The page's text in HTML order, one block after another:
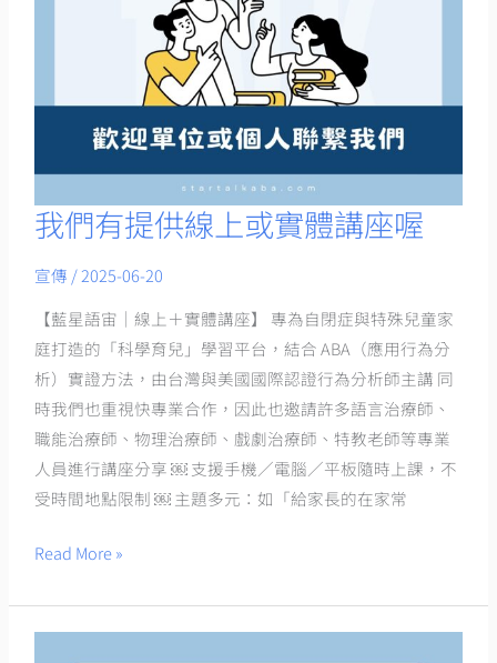
我們有提供線上或實體講座喔
宣傳 /2025-06-20
【藍星語宙｜線上＋實體講座】 專為自閉症與特殊兒童家
庭打造的「科學育兒」學習平台，結合 ABA（應用行為分
析）實證方法，由台灣與美國國際認證行為分析師主講 同
時我們也重視快專業合作，因此也邀請許多語言治療師、
職能治療師、物理治療師、戲劇治療師、特教老師等專業
人員進行講座分享 ￼ 支援手機／電腦／平板隨時上課，不
受時間地點限制 ￼ 主題多元：如「給家長的在家常
我
有
提
供
線
上
或
實
體
座
Read More »